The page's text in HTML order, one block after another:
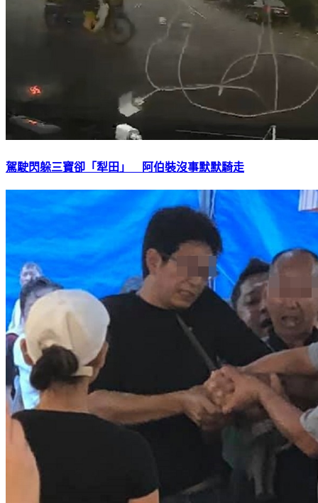
駕駛閃躲三寶卻「犁田」 阿伯裝沒事默默騎走